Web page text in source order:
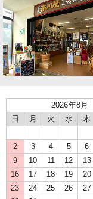
2026年8月
日
月 火 水 木
2
3 4 5 6
9
10 11 12 13
16
17 18 19 20
23
24 25 26 27